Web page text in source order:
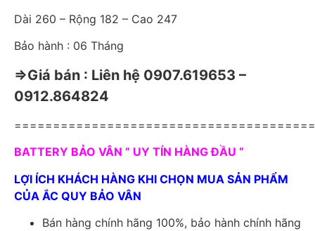
Dài 260 – Rộng 182 – Cao 247
Bảo hành : 06 Tháng
⇒Giá bán : Liên hệ 0907.619653 –
0912.864824
BATTERY BẢO VÂN ” UY TÍN HÀNG ĐẦU “
LỢI ÍCH KHÁCH HÀNG KHI CHỌN MUA SẢN PHẨM
CỦA ẮC QUY BẢO VÂN
Bán hàng chính hãng 100%, bảo hành chính hãng